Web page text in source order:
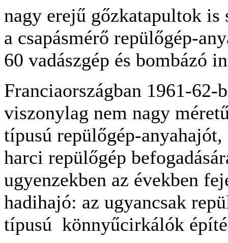
nagy erejű gőzkatapultok is
a csapásmérő repülőgép-
60 vadászgép és bombázó
Franciaországban 1961-62-
viszonylag nem nagy
típusú repülőgép-
harci repülőgép
ugyenzekben az években
hadihajó: az ugyancsak
típusú könnyűcirkálók